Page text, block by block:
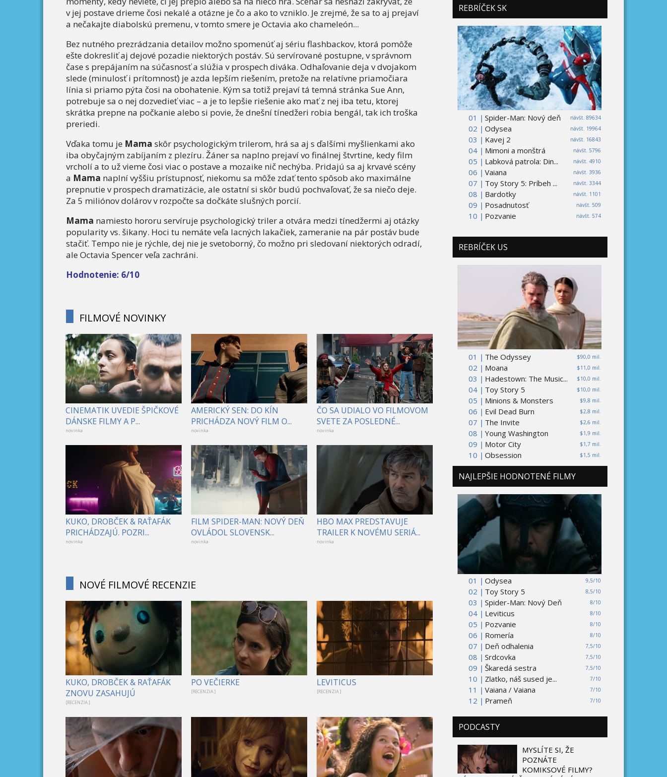
v jej postave drieme čosi nekalé a otázne je čo a ako to vzniklo. Je zrejmé, že sa to aj prejaví
a nečakajte diabolskú premenu, v tomto smere je Octavia ako chameleón...
Bez nutného prezrádzania detailov možno spomenúť aj sériu flashbackov, ktorá pomôže
ešte dokresliť aj dejové pozadie niektorých postáv. Sú servírované postupne, v správnom
čase s prepájaním na súčasnosť a slúžia v prospech diváka. Odhaľovanie deja v dvojakom
slede (minulosť i prítomnosť) je azda lepším riešením, pretože na relatívne priamočiara
línia si priamo pýta čosi na obohatenie. Kým sa totiž prejaví tá temná stránka Sue Ann,
potrebuje sa o nej dozvedieť viac – a je to lepšie riešenie ako mať z nej iba tetu, ktorej
skrátka prepne na počkanie alebo si povie, že dnešní tínedžeri robia bengál, tak ich troška
preriedi.
Vďaka tomu je Mama skôr psychologickým trilerom, hrá sa aj s ďalšími myšlienkami ako
iba obyčajným zabíjaním z plezíru. Žáner sa naplno prejaví vo finálnej štvrtine, kedy film
vrcholí a to už vieme čosi viac o postave a mozaike nič nechýba. Pridajú sa aj krvavé scény
a Mama naplní vyššiu prístupnosť, niekomu sa môže zdať tento spôsob ako maximálne
prepnutie v prospech dramatizácie, ale ostatní si skôr budú pochvaľovať, že sa niečo deje.
Za 5 miliónov dolárov v rozpočte sa dočkáte slušných porcií.
Mama namiesto hororu servíruje psychologický triler a otvára medzi tínedžermi aj otázky
popularity vs. šikany. Hoci tu nemáte veľa lacných lakačiek, zameranie na pár postáv bude
stačiť. Tempo nie je rýchle, dej nie je svetoborný, čo možno pri sledovaní niektorých odradí,
ale Octavia Spencer veľa zachráni.
Hodnotenie: 6/10
FILMOVÉ NOVINKY
CINEMATIK UVEDIE ŠPIČKOVÉ
DÁNSKE FILMY A P...
novinka
AMERICKÝ SEN: DO KÍN
PRICHÁDZA NOVÝ FILM O...
novinka
ČO SA UDIALO VO FILMOVOM
SVETE ZA POSLEDNÉ...
novinka
KUKO, DROBČEK & RAŤAFÁK
PRICHÁDZAJÚ. POZRI...
novinka
FILM SPIDER-MAN: NOVÝ DEŇ
OVLÁDOL SLOVENSK...
novinka
HBO MAX PREDSTAVUJE
TRAILER K NOVÉMU SERIÁ...
novinka
NOVÉ FILMOVÉ RECENZIE
KUKO, DROBČEK & RAŤAFÁK
ZNOVU ZASAHUJÚ
[RECENZIA ]
PO VEČIERKE
[RECENZIA ]
LEVITICUS
[RECENZIA ]
REBRÍČEK SK
01 | návšt. 89634
Spider-Man: Nový deň
02 |
návšt. 19964
Odysea
03 |
návšt. 16843
Kavej 2
04 |
návšt. 5796
Mimoni a monštrá
05 |
návšt. 4910
Labková patrola: Din...
06 |
návšt. 3936
Vaiana
07 |
návšt. 3344
Toy Story 5: Príbeh ...
08 |
návšt. 1101
Bardotky
09 |
návšt. 509
Posadnutosť
10 |
návšt. 574
Pozvanie
REBRÍČEK US
01 | $90,0 mil.
The Odyssey
02 |
$11,0 mil.
Moana
03 |
$10,0 mil.
Hadestown: The Music...
04 |
$10,0 mil.
Toy Story 5
05 |
$9,8 mil.
Minions & Monsters
06 |
$2,8 mil.
Evil Dead Burn
07 |
$2,6 mil.
The Invite
08 |
$1,9 mil.
Young Washington
09 |
$1,7 mil.
Motor City
10 |
$1,5 mil.
Obsession
NAJLEPŠIE HODNOTENÉ FILMY
01 | 9,5/10
Odysea
02 |
8,5/10
Toy Story 5
03 |
8/10
Spider-Man: Nový Deň
04 |
8/10
Leviticus
05 |
8/10
Pozvanie
06 |
8/10
Romería
07 |
7,5/10
Deň odhalenia
08 |
7,5/10
Srdcovka
09 |
7,5/10
Škaredá sestra
10 |
7/10
Zlatko, náš sused je...
11 |
7/10
Vaiana / Vaiana
12 |
7/10
Prameň
PODCASTY
MYSLÍTE SI, ŽE
POZNÁTE
KOMIKSOVÉ FILMY?